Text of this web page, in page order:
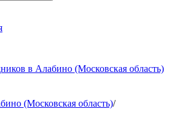
в Алабино (Московская область)
(Московская область)/